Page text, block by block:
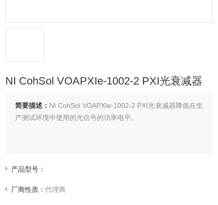
NI CohSol VOAPXIe-1002-2 PXI光衰减器
简要描述： NI CohSol VOAPXIe-1002-2 PXI光衰减器降​低​在​生​
产​测​试​环​境​中​使​用​的​光​信​号​的​功​率​电平。
产品型号：
厂商性质：代理商